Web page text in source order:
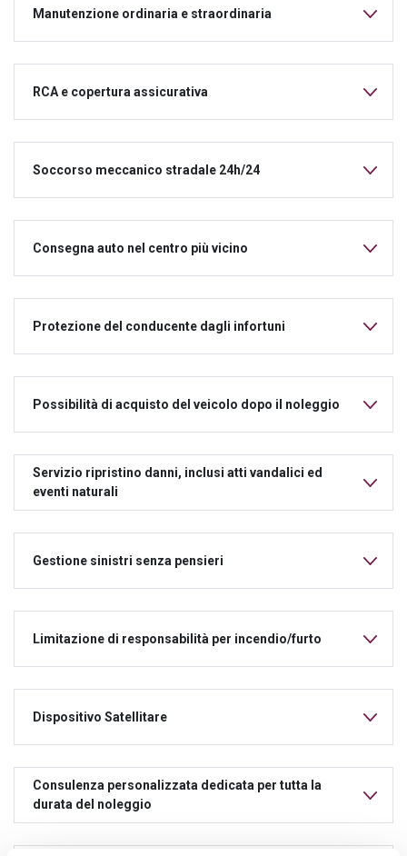
Manutenzione ordinaria e straordinaria
RCA e copertura assicurativa
Soccorso meccanico stradale 24h/24
Consegna auto nel centro più vicino
Protezione del conducente dagli infortuni
Possibilità di acquisto del veicolo dopo il noleggio
Servizio ripristino danni, inclusi atti vandalici ed
eventi naturali
Gestione sinistri senza pensieri
Limitazione di responsabilità per incendio/furto
Dispositivo Satellitare
Consulenza personalizzata dedicata per tutta la
durata del noleggio